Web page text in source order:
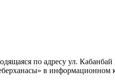
по адресу ул.
в информационном